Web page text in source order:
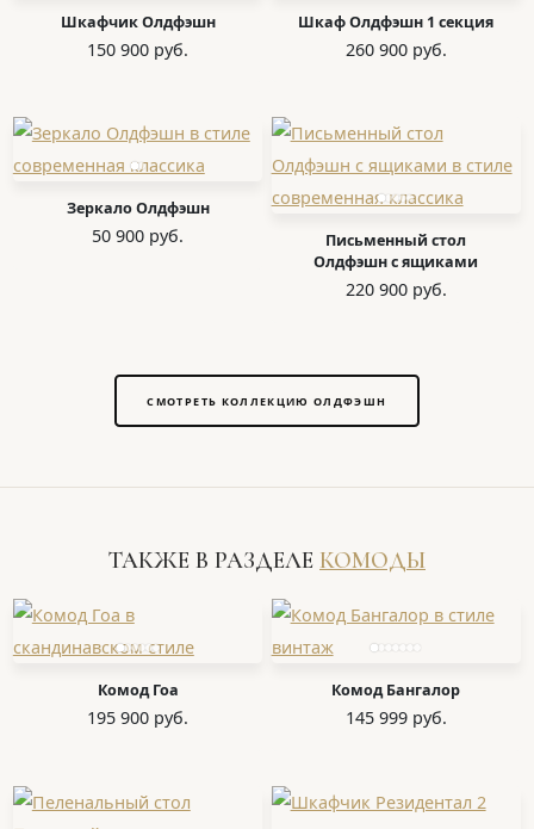
Шкафчик Олдфэшн
150 900 руб.
Шкаф Олдфэшн 1 секция
260 900 руб.
Зеркало Олдфэшн
50 900 руб.
Письменный стол
Олдфэшн с ящиками
220 900 руб.
СМОТРЕТЬ КОЛЛЕКЦИЮ ОЛДФЭШН
ТАКЖЕ В РАЗДЕЛЕ КОМОДЫ
Комод Гоа
195 900 руб.
Комод Бангалор
145 999 руб.